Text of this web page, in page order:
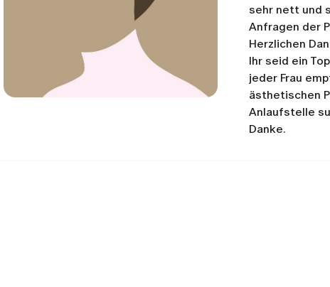
sehr nett und
Anfragen der
Herzlichen
Ihr seid ein
jeder Frau
ästhetischen
Anlaufstelle
Danke.